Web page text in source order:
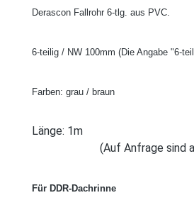
Derascon Fallrohr 6-tlg. aus PVC.
6-teilig / NW 100mm (Die Angabe "6-
Farben: grau / braun
(Auf Anfrage sind auch
Für DDR-Dachrinne